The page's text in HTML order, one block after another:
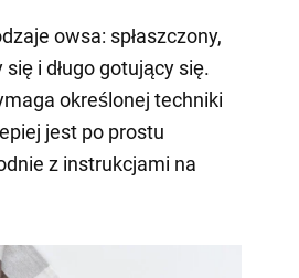
owsa: spłaszczony,
i długo gotujący się.
określonej techniki
jest po prostu
z instrukcjami na